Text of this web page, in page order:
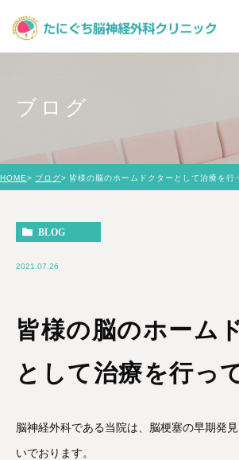
ブログ
HOME ブログ 皆様の脳のホームドクターとして治療を行
BLOG
2021.07.26
皆様の脳のホーム
として治療を行っ
脳神経外科である当院は、脳梗塞の早期発
いでおります。